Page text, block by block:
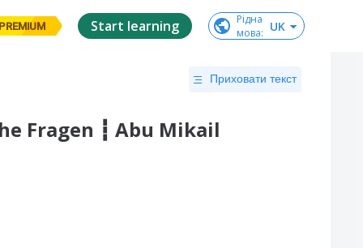
PREMIUM Start learning
Рідна
мова: UK
Приховати текст
Fragen ┇ Abu Mikail